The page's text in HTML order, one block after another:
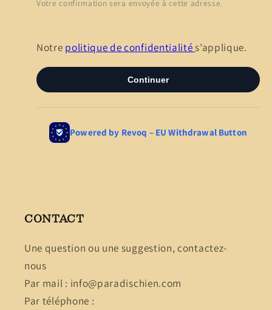
CONTACT
Une question ou une suggestion, contactez-
nous
Par mail : info@paradischien.com
Par téléphone :